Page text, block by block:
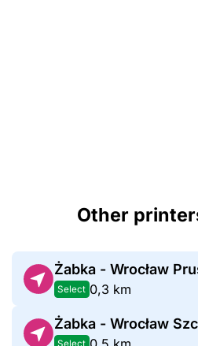
Other
Żabka - Wrocław
Select 0,3 km
Żabka - Wrocław
Select